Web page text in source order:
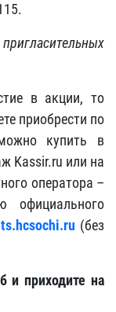
в акции, то
приобрести по
купить в
Kassir.ru или на
оператора –
(без
и приходите на